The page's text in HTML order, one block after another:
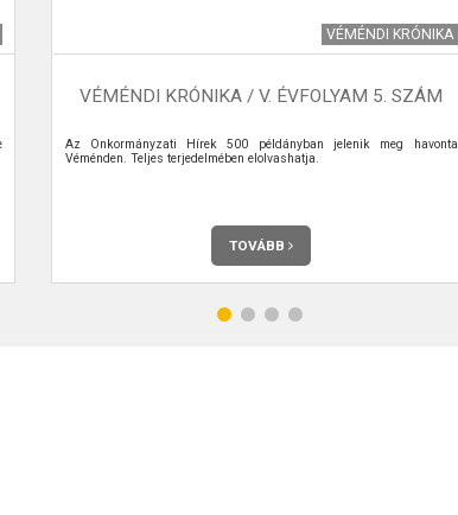
VÉMÉNDI KRÓNIKA
VÉMÉNDI KRÓNIKA / V. ÉVFOLYAM 5. SZÁM
Az Önkormányzati Hírek 500 példányban jelenik meg havonta
Véménden. Teljes terjedelmében elolvashatja.
TOVÁBB